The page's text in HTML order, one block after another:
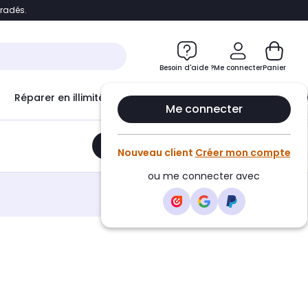
Accéder directement au chatbot
Besoin d'aide ?Me connecter
Me connecter
Nouveau client Créer mon compte
ou me connecter avec
Panier
Réparer en illimité avec Le Club Infinity
Ajouter au panier